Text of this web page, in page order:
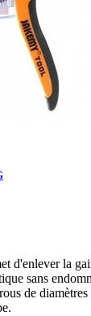
d'enlever la
sans
de